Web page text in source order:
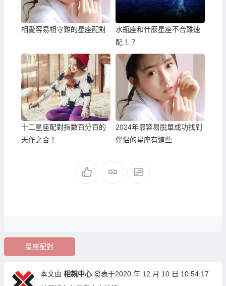
相愛容易相守難的星座配對
水瓶座和什麼星座不合難速
配！？
十二星座配對指數百分百的
天作之合！
2024年最容易脫單成功找到
伴侶的星座有這些..
星座配對
本文由 相親中心 發表于2020 年 12 月 10 日 10:54:17